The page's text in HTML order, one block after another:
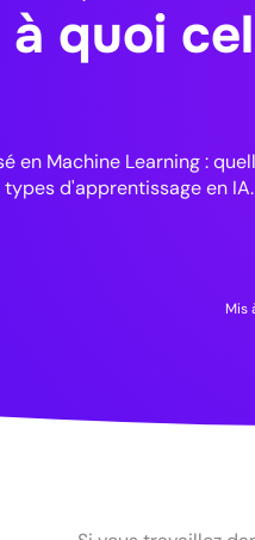
quoi
en Machine Learning :
d'apprentissage en IA.
Mis